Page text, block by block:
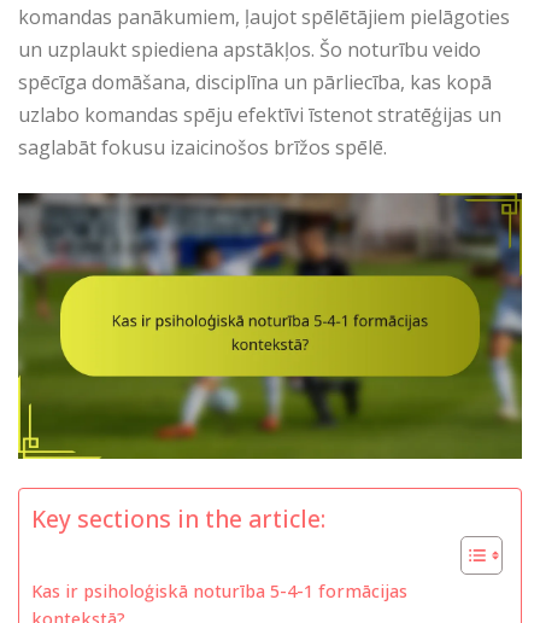
komandas panākumiem, ļaujot spēlētājiem pielāgoties
un uzplaukt spiediena apstākļos. Šo noturību veido
spēcīga domāšana, disciplīna un pārliecība, kas kopā
uzlabo komandas spēju efektīvi īstenot stratēģijas un
saglabāt fokusu izaicinošos brīžos spēlē.
Key sections in the article:
Kas ir psiholoģiskā noturība 5-4-1 formācijas
kontekstā?